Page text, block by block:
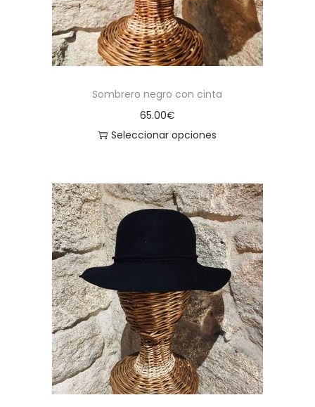
Sombrero negro con cinta
65.00€
Seleccionar opciones